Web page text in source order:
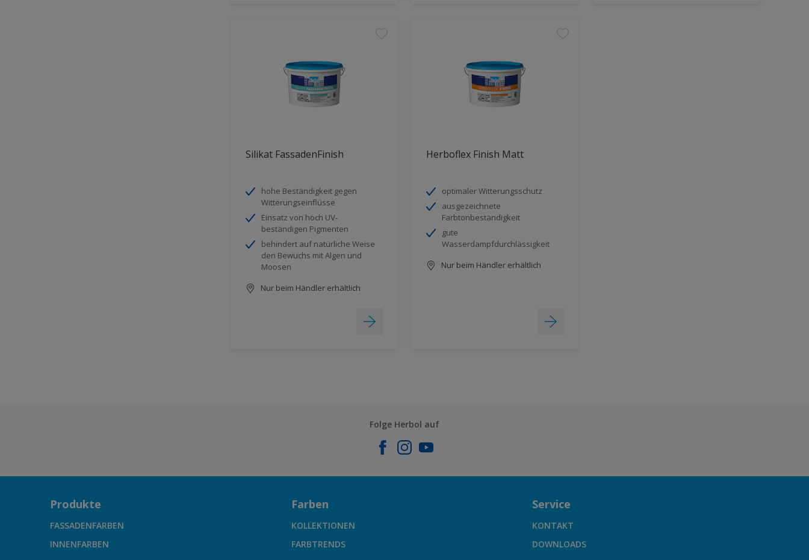
Silikat FassadenFinish
hohe Beständigkeit gegen
Witterungseinflüsse
Einsatz von hoch UV-
beständigen Pigmenten
behindert auf natürliche Weise
den Bewuchs mit Algen und
Moosen
Nur beim Händler erhältlich
Herboflex Finish Matt
optimaler Witterungsschutz
ausgezeichnete
Farbtonbeständigkeit
gute
Wasserdampfdurchlässigkeit
Nur beim Händler erhältlich
Folge Herbol auf
Produkte
FASSADENFARBEN
INNENFARBEN
Farben
KOLLEKTIONEN
FARBTRENDS
Service
KONTAKT
DOWNLOADS